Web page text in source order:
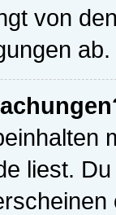
von
ab.
liest.